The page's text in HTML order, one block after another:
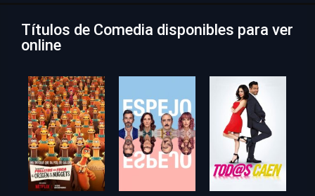
Títulos de Comedia disponibles para ver
online